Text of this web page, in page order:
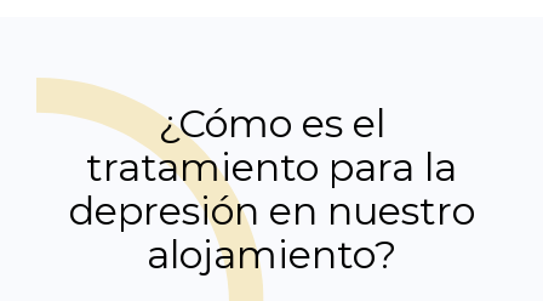
¿Cómo es el
tratamiento para la
depresión en nuestro
alojamiento?